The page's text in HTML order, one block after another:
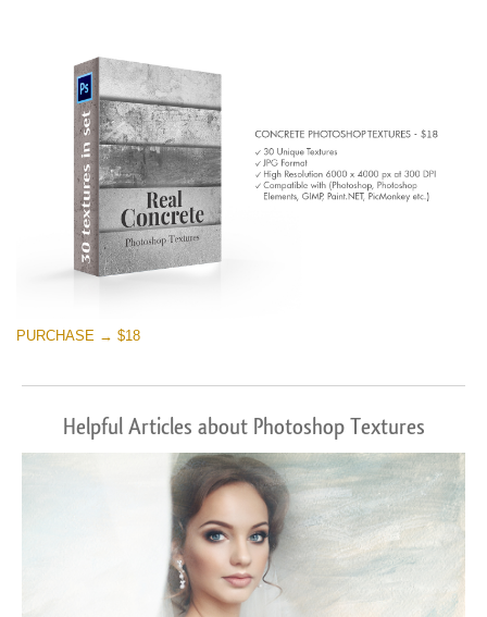
PURCHASE → $18
Helpful Articles about Photoshop Textures